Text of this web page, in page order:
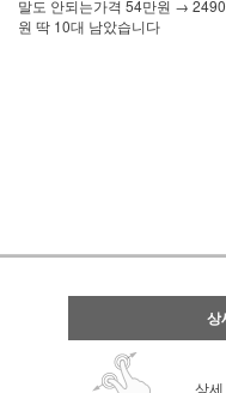
말도 안되는가격 54만원 →
원 딱 10대 남았습니다
상
상